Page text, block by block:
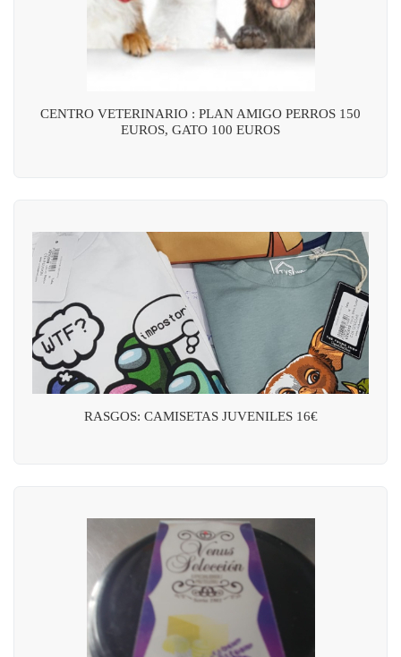
CENTRO VETERINARIO : PLAN AMIGO PERROS 150
EUROS, GATO 100 EUROS
RASGOS: CAMISETAS JUVENILES 16€